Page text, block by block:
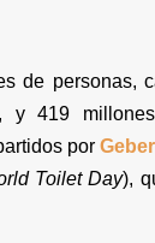
de personas,
y 419
por
Toilet Day),